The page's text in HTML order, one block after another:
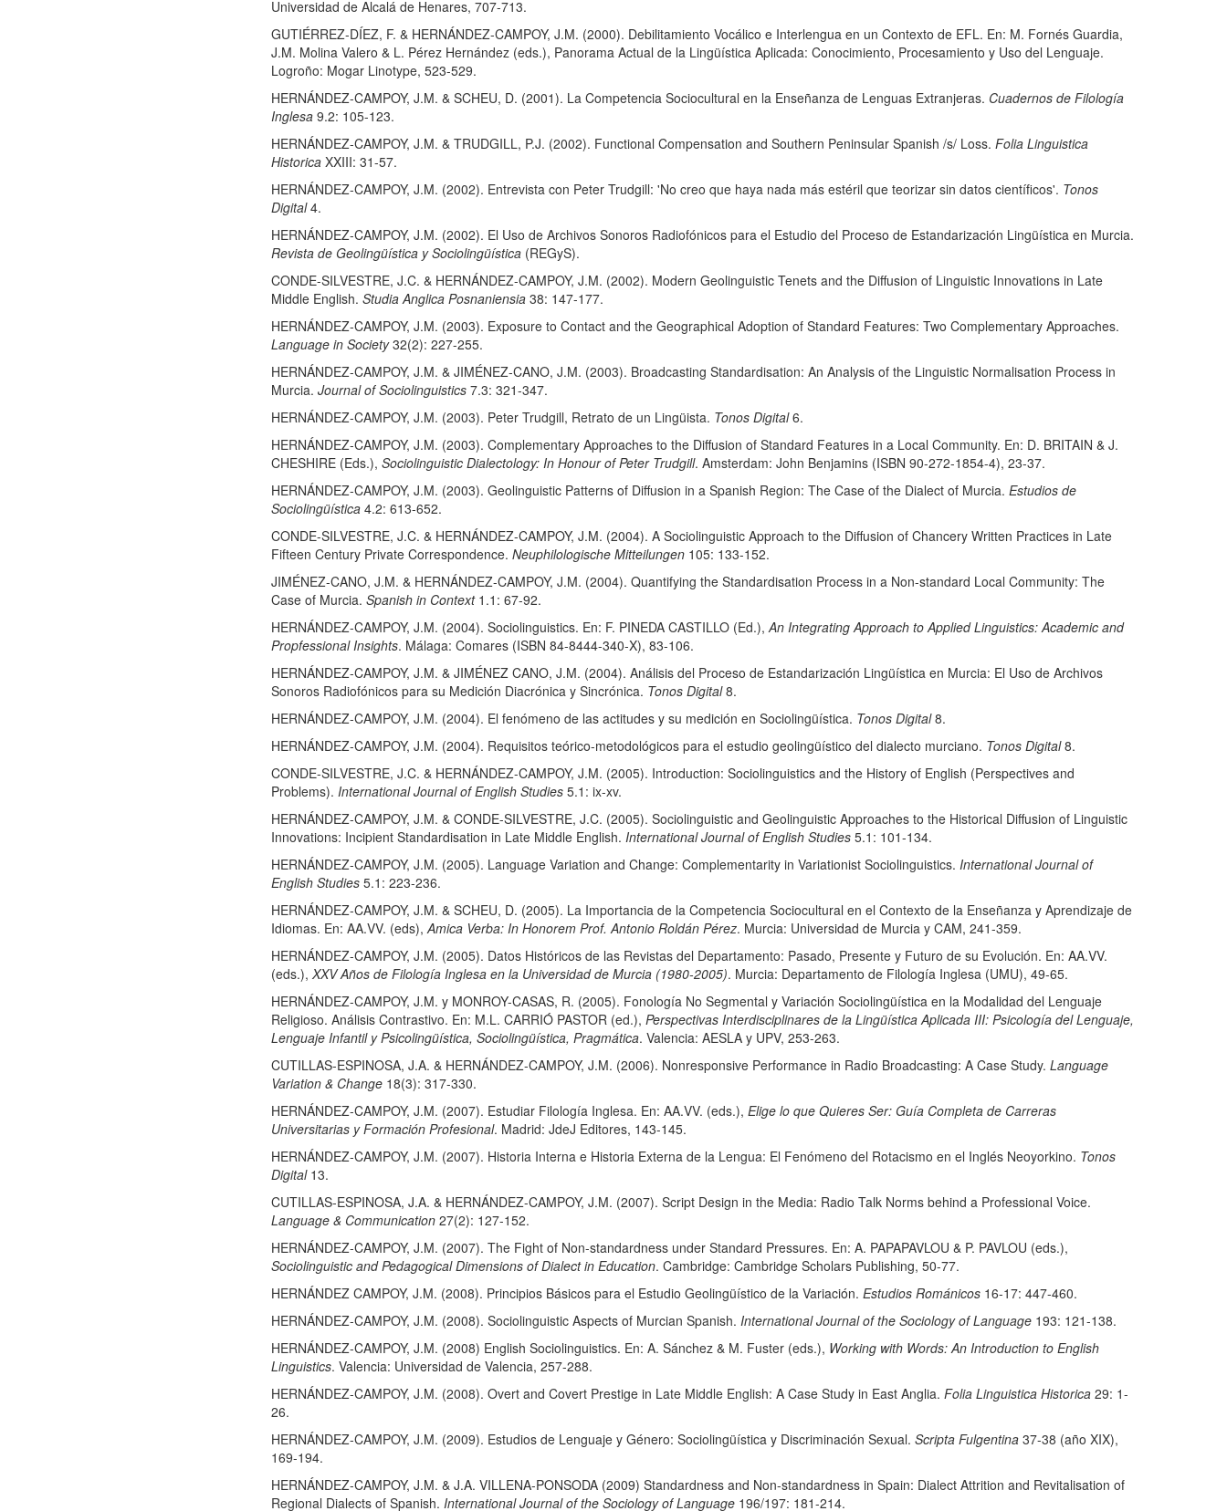
Universidad de Alcalá de Henares, 707-713.
GUTIÉRREZ-DÍEZ, F. & HERNÁNDEZ-CAMPOY, J.M. (2000). Debilitamiento Vocálico e Interlengua en un Contexto de EFL. En: M. Fornés Guardia,
J.M. Molina Valero & L. Pérez Hernández (eds.), Panorama Actual de la Lingüística Aplicada: Conocimiento, Procesamiento y Uso del Lenguaje.
Logroño: Mogar Linotype, 523-529.
HERNÁNDEZ-CAMPOY, J.M. & SCHEU, D. (2001). La Competencia Sociocultural en la Enseñanza de Lenguas Extranjeras. Cuadernos de Filología
Inglesa 9.2: 105-123.
HERNÁNDEZ-CAMPOY, J.M. & TRUDGILL, P.J. (2002). Functional Compensation and Southern Peninsular Spanish /s/ Loss. Folia Linguistica
Historica XXIII: 31-57.
HERNÁNDEZ-CAMPOY, J.M. (2002). Entrevista con Peter Trudgill: 'No creo que haya nada más estéril que teorizar sin datos científicos'. Tonos
Digital4.
HERNÁNDEZ-CAMPOY, J.M. (2002). El Uso de Archivos Sonoros Radiofónicos para el Estudio del Proceso de Estandarización Lingüística en Murcia.
Revista de Geolingüística y Sociolingüística (REGyS).
CONDE-SILVESTRE, J.C. & HERNÁNDEZ-CAMPOY, J.M. (2002). Modern Geolinguistic Tenets and the Diffusion of Linguistic Innovations in Late
Middle English. Studia Anglica Posnaniensia 38: 147-177.
HERNÁNDEZ-CAMPOY, J.M. (2003). Exposure to Contact and the Geographical Adoption of Standard Features: Two Complementary Approaches.
Language in Society32(2): 227-255.
HERNÁNDEZ-CAMPOY, J.M. & JIMÉNEZ-CANO, J.M. (2003). Broadcasting Standardisation: An Analysis of the Linguistic Normalisation Process in
Murcia. Journal of Sociolinguistics 7.3: 321-347.
HERNÁNDEZ-CAMPOY, J.M. (2003). Peter Trudgill, Retrato de un Lingüista. Tonos Digital6.
HERNÁNDEZ-CAMPOY, J.M. (2003). Complementary Approaches to the Diffusion of Standard Features in a Local Community. En: D. BRITAIN & J.
CHESHIRE (Eds.), Sociolinguistic Dialectology: In Honour of Peter Trudgill. Amsterdam: John Benjamins (ISBN 90-272-1854-4), 23-37.
HERNÁNDEZ-CAMPOY, J.M. (2003). Geolinguistic Patterns of Diffusion in a Spanish Region: The Case of the Dialect of Murcia. Estudios de
Sociolingüística 4.2: 613-652.
CONDE-SILVESTRE, J.C. & HERNÁNDEZ-CAMPOY, J.M. (2004). A Sociolinguistic Approach to the Diffusion of Chancery Written Practices in Late
Fifteen Century Private Correspondence. Neuphilologische Mitteilungen 105: 133-152.
JIMÉNEZ-CANO, J.M. & HERNÁNDEZ-CAMPOY, J.M. (2004). Quantifying the Standardisation Process in a Non-standard Local Community: The
Case of Murcia. Spanish in Context1.1: 67-92.
HERNÁNDEZ-CAMPOY, J.M. (2004). Sociolinguistics. En: F. PINEDA CASTILLO (Ed.),An Integrating Approach to Applied Linguistics: Academic and
Propfessional Insights. Málaga: Comares (ISBN 84-8444-340-X), 83-106.
HERNÁNDEZ-CAMPOY, J.M. & JIMÉNEZ CANO, J.M. (2004). Análisis del Proceso de Estandarización Lingüística en Murcia: El Uso de Archivos
Sonoros Radiofónicos para su Medición Diacrónica y Sincrónica. Tonos Digital8.
HERNÁNDEZ-CAMPOY, J.M. (2004). El fenómeno de las actitudes y su medición en Sociolingüística. Tonos Digital8.
HERNÁNDEZ-CAMPOY, J.M. (2004). Requisitos teórico-metodológicos para el estudio geolingüístico del dialecto murciano. Tonos Digital8.
CONDE-SILVESTRE, J.C. & HERNÁNDEZ-CAMPOY, J.M. (2005). Introduction: Sociolinguistics and the History of English (Perspectives and
Problems). International Journal of English Studies 5.1: ix-xv.
HERNÁNDEZ-CAMPOY, J.M. & CONDE-SILVESTRE, J.C. (2005). Sociolinguistic and Geolinguistic Approaches to the Historical Diffusion of Linguistic
Innovations: Incipient Standardisation in Late Middle English. International Journal of English Studies 5.1: 101-134.
HERNÁNDEZ-CAMPOY, J.M. (2005). Language Variation and Change: Complementarity in Variationist Sociolinguistics. International Journal of
English Studies 5.1: 223-236.
HERNÁNDEZ-CAMPOY, J.M. & SCHEU, D. (2005). La Importancia de la Competencia Sociocultural en el Contexto de la Enseñanza y Aprendizaje de
Idiomas. En: AA.VV. (eds),Amica Verba: In Honorem Prof. Antonio Roldán Pérez. Murcia: Universidad de Murcia y CAM, 241-359.
HERNÁNDEZ-CAMPOY, J.M. (2005). Datos Históricos de las Revistas del Departamento: Pasado, Presente y Futuro de su Evolución. En: AA.VV.
(eds.), XXV Años de Filología Inglesa en la Universidad de Murcia (1980-2005). Murcia: Departamento de Filología Inglesa (UMU), 49-65.
HERNÁNDEZ-CAMPOY, J.M. y MONROY-CASAS, R. (2005). Fonología No Segmental y Variación Sociolingüística en la Modalidad del Lenguaje
Religioso. Análisis Contrastivo. En: M.L. CARRIÓ PASTOR (ed.), Perspectivas Interdisciplinares de la Lingüística Aplicada III: Psicología del Lenguaje,
Lenguaje Infantil y Psicolingüística, Sociolingüística, Pragmática. Valencia: AESLA y UPV, 253-263.
CUTILLAS-ESPINOSA, J.A. & HERNÁNDEZ-CAMPOY, J.M. (2006). Nonresponsive Performance in Radio Broadcasting: A Case Study. Language
Variation & Change 18(3): 317-330.
HERNÁNDEZ-CAMPOY, J.M. (2007). Estudiar Filología Inglesa. En: AA.VV. (eds.), Elige lo que Quieres Ser: Guía Completa de Carreras
Universitarias y Formación Profesional. Madrid: JdeJ Editores, 143-145.
HERNÁNDEZ-CAMPOY, J.M. (2007). Historia Interna e Historia Externa de la Lengua: El Fenómeno del Rotacismo en el Inglés Neoyorkino. Tonos
Digital13.
CUTILLAS-ESPINOSA, J.A. & HERNÁNDEZ-CAMPOY, J.M. (2007). Script Design in the Media: Radio Talk Norms behind a Professional Voice.
Language & Communication 27(2): 127-152.
HERNÁNDEZ-CAMPOY, J.M. (2007). The Fight of Non-standardness under Standard Pressures. En: A. PAPAPAVLOU & P. PAVLOU (eds.),
Sociolinguistic and Pedagogical Dimensions of Dialect in Education. Cambridge: Cambridge Scholars Publishing, 50-77.
HERNÁNDEZ CAMPOY, J.M. (2008). Principios Básicos para el Estudio Geolingüístico de la Variación. Estudios Románicos 16-17: 447-460.
HERNÁNDEZ-CAMPOY, J.M. (2008). Sociolinguistic Aspects of Murcian Spanish. International Journal of the Sociology of Language 193: 121-138.
HERNÁNDEZ-CAMPOY, J.M. (2008) English Sociolinguistics. En: A. Sánchez & M. Fuster (eds.), Working with Words: An Introduction to English
Linguistics. Valencia: Universidad de Valencia, 257-288.
HERNÁNDEZ-CAMPOY, J.M. (2008). Overt and Covert Prestige in Late Middle English: A Case Study in East Anglia. Folia Linguistica Historica 29: 1-
26.
HERNÁNDEZ-CAMPOY, J.M. (2009). Estudios de Lenguaje y Género: Sociolingüística y Discriminación Sexual. Scripta Fulgentina 37-38 (año XIX),
169-194.
HERNÁNDEZ-CAMPOY, J.M. & J.A. VILLENA-PONSODA (2009) Standardness and Non-standardness in Spain: Dialect Attrition and Revitalisation of
Regional Dialects of Spanish. International Journal of the Sociology of Language 196/197: 181-214.